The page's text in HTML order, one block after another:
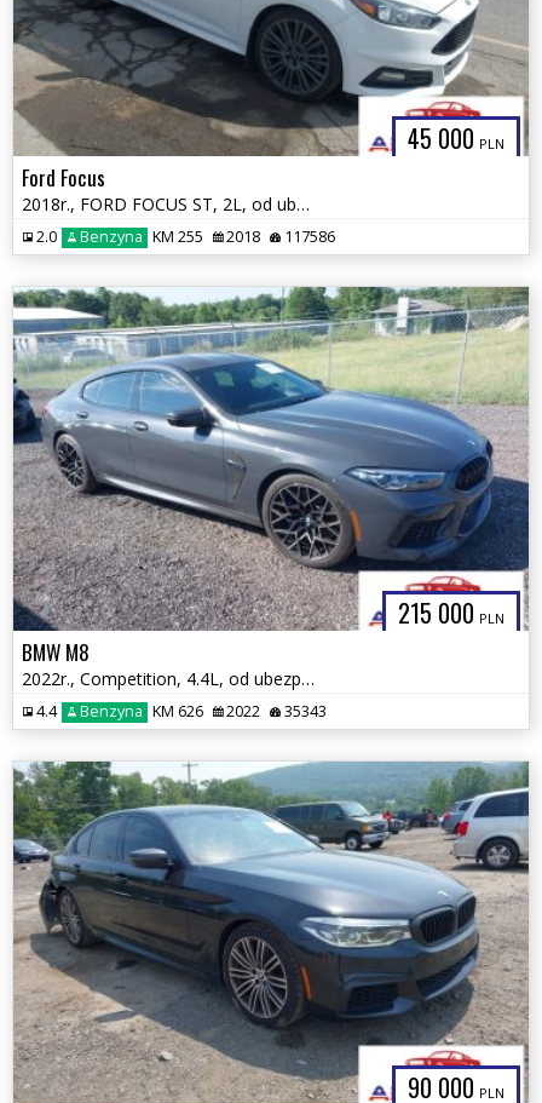
45 000 PLN
Ford Focus
2018r., FORD FOCUS ST, 2L, od ubezpieczalni
2.0 Benzyna KM 255 2018 117586
215 000 PLN
BMW M8
2022r., Competition, 4.4L, od ubezpieczalni
4.4 Benzyna KM 626 2022 35343
90 000 PLN